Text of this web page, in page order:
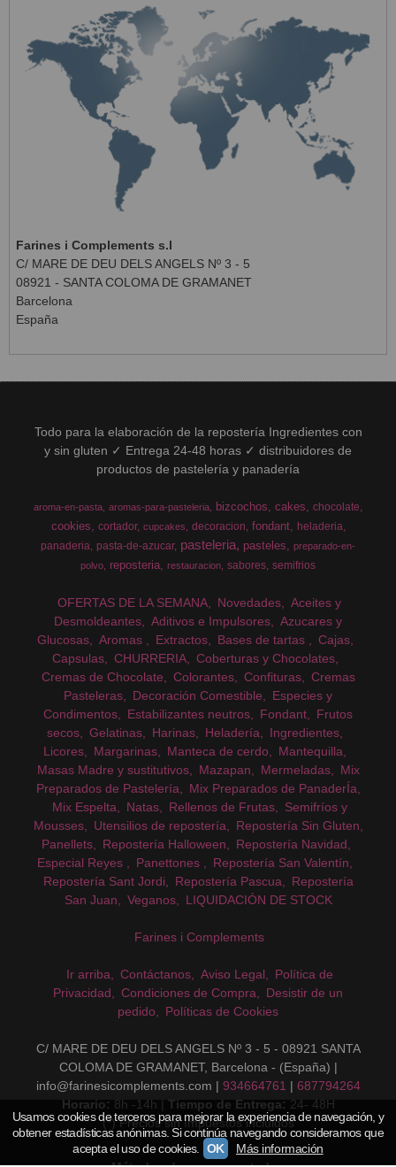
Farines i Complements s.l
C/ MARE DE DEU DELS ANGELS Nº 3 - 5
08921 - SANTA COLOMA DE GRAMANET
Barcelona
España
Todo para la elaboración de la repostería Ingredientes con
y sin gluten ✓ Entrega 24-48 horas ✓ distribuidores de
productos de pastelería y panadería
aroma-en-pasta aromas-para-pasteleria bizcochos cakes chocolate
cookies cortador cupcakes decoracion fondant
heladeria
panaderia pasta-de-azucar pasteleria pasteles
preparado-en-
polvo
reposteria restauracion sabores semifrios
OFERTAS DE LA SEMANA Novedades
Aceites y
Desmoldeantes
Aditivos e Impulsores
Azucares y
Glucosas
Aromas Extractos Bases de tartas
Cajas
Capsulas
CHURRERIA
Coberturas y Chocolates
Cremas de Chocolate
Colorantes Confituras
Cremas
Pasteleras
Decoración Comestible
Especies y
Condimentos
Estabilizantes neutros Fondant
Frutos
secos
Gelatinas Harinas Heladería
Ingredientes
Licores
Margarinas Manteca de cerdo
Mantequilla
Masas Madre y sustitutivos
Mazapan Mermeladas
Mix
Preparados de Pastelería
Mix Preparados de PanaderÍa
Mix Espelta
Natas Rellenos de Frutas
Semifríos y
Mousses
Utensilios de repostería
Repostería Sin Gluten
Panellets
Repostería Halloween
Repostería Navidad
Especial Reyes
Panettones
Repostería San Valentín
Repostería Sant Jordi
Repostería Pascua
Repostería
San Juan
Veganos LIQUIDACIÓN DE STOCK
Farines i Complements
Ir arriba Contáctanos Aviso Legal
Política de
Privacidad
Condiciones de Compra
Desistir de un
pedido
Políticas de Cookies
C/ MARE DE DEU DELS ANGELS Nº 3 - 5 - 08921 SANTA
COLOMA DE GRAMANET, Barcelona - (España) |
info@farinesicomplements.com | 934664761 | 687794264
Horario: 8h -14h | Tiempo de Entrega: 24- 48H
(*) Precios sin Impuestos incluidos
Usamos cookies de terceros para mejorar la experiencia de navegación, y
obtener estadísticas anónimas. Si continúa navegando consideramos que
acepta el uso de cookies.
OK Más información